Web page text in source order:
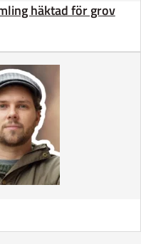
häktad för grov